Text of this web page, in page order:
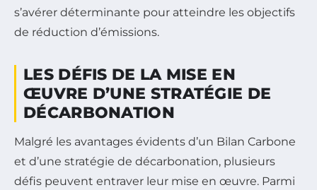
s’avérer déterminante pour atteindre les objectifs
de réduction d’émissions.
LES DÉFIS DE LA MISE EN
ŒUVRE D’UNE STRATÉGIE DE
DÉCARBONATION
Malgré les avantages évidents d’un Bilan Carbone
et d’une stratégie de décarbonation, plusieurs
défis peuvent entraver leur mise en œuvre. Parmi